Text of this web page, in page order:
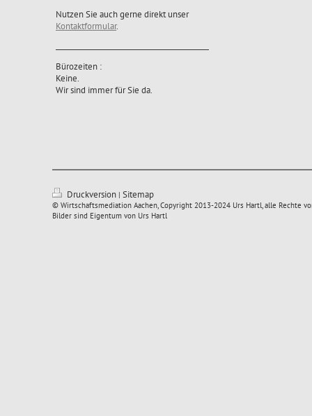
Nutzen Sie auch gerne direkt unser
Kontaktformular.
Bürozeiten :
Keine.
Wir sind immer für Sie da.
Druckversion | Sitemap
© Wirtschaftsmediation Aachen, Copyright 2013-2024 Urs Hartl, alle Rechte
Bilder sind Eigentum von Urs Hartl